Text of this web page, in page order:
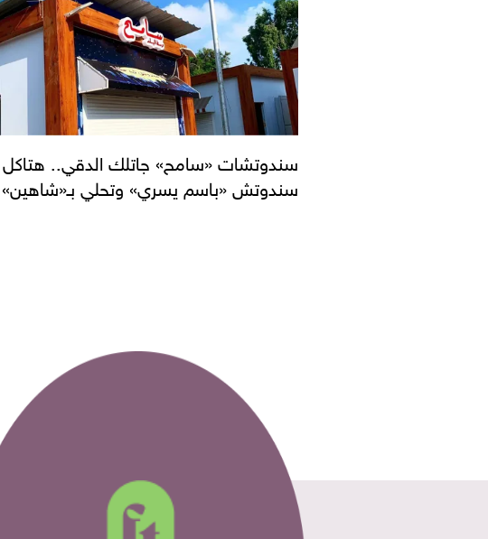
سندوتشات «سامح» جاتلك الدقي.. هتاكل
سندوتش «باسم يسري» وتحلي بـ«شاهين»